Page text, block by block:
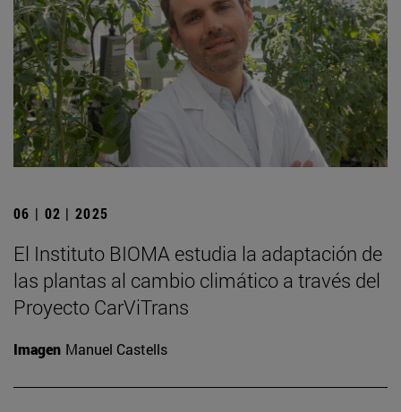
06 | 02 | 2025
El Instituto BIOMA estudia la adaptación de
las plantas al cambio climático a través del
Proyecto CarViTrans
Imagen Manuel Castells